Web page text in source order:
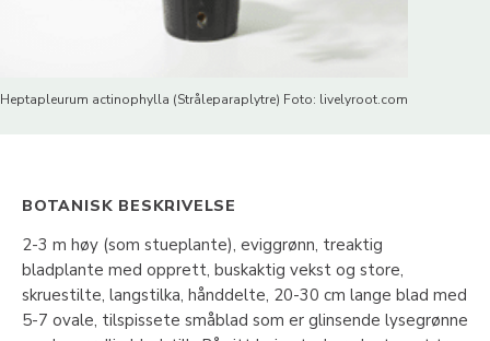
Heptapleurum actinophylla (Stråleparaplytre) Foto: livelyroot.com
BOTANISK BESKRIVELSE
2-3 m høy (som stueplante), eviggrønn, treaktig
bladplante med opprett, buskaktig vekst og store,
skruestilte, langstilka, hånddelte, 20-30 cm lange blad med
5-7 ovale, tilspissete småblad som er glinsende lysegrønne